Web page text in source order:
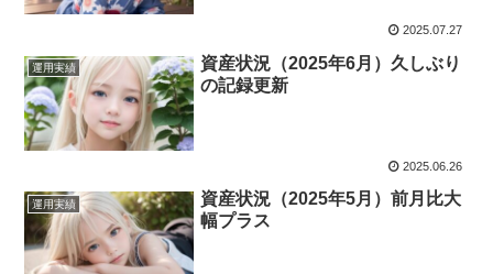
2025.07.27
運用実績
資産状況（2025年6月）久しぶり
の記録更新
2025.06.26
運用実績
資産状況（2025年5月）前月比大
幅プラス